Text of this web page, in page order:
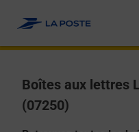
Boîtes aux lettres
(07250)